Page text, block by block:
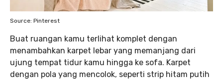
Source: Pinterest
Buat ruangan kamu terlihat komplet dengan
menambahkan karpet lebar yang memanjang dari
ujung tempat tidur kamu hingga ke sofa. Karpet
dengan pola yang mencolok, seperti strip hitam putih